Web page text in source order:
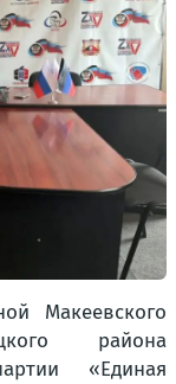
Макеевского
района
«Единая